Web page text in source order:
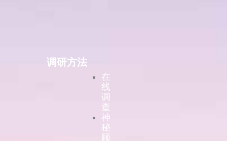
调研方法
在
线
调
查
神
秘
顾